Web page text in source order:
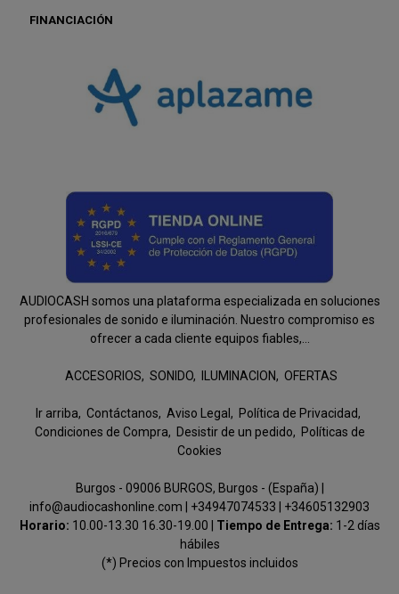
FINANCIACIÓN
AUDIOCASH somos una plataforma especializada en soluciones
profesionales de sonido e iluminación. Nuestro compromiso es
ofrecer a cada cliente equipos fiables,...
ACCESORIOS SONIDO ILUMINACION OFERTAS
Ir arriba Contáctanos Aviso Legal
Política de Privacidad
Condiciones de Compra
Desistir de un pedido
Políticas de
Cookies
Burgos - 09006 BURGOS, Burgos - (España) |
info@audiocashonline.com | +34947074533
+34605132903
Horario: 10.00-13.30 16.30-19.00 | Tiempo de Entrega: 1-2 días
hábiles
(*) Precios con Impuestos incluidos